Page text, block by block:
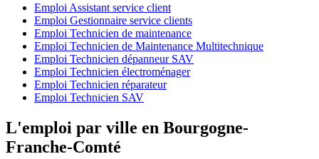
Emploi Assistant service client
Emploi Gestionnaire service clients
Emploi Technicien de maintenance
Emploi Technicien de Maintenance Multitechnique
Emploi Technicien dépanneur SAV
Emploi Technicien électroménager
Emploi Technicien réparateur
Emploi Technicien SAV
L'emploi par ville en Bourgogne-
Franche-Comté